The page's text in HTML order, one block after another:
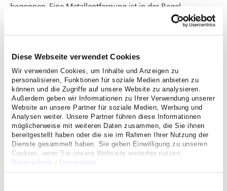
Diese Webseite verwendet Cookies
Wir verwenden Cookies, um Inhalte und Anzeigen zu
personalisieren, Funktionen für soziale Medien anbieten zu
können und die Zugriffe auf unsere Website zu analysieren.
Außerdem geben wir Informationen zu Ihrer Verwendung unserer
Website an unsere Partner für soziale Medien, Werbung und
Analysen weiter. Unsere Partner führen diese Informationen
möglicherweise mit weiteren Daten zusammen, die Sie ihnen
bereitgestellt haben oder die sie im Rahmen Ihrer Nutzung der
Dienste gesammelt haben. Sie geben Einwilligung zu unseren
Cookies, wenn Sie unsere Webseite weiterhin nutzen.
Datenschutz
Impressum
begonnen. Eine Metallentfernung ist in der Regel
Erkrankungen des Schultergürtels
Der Schultergürtel ist in seiner Mittlerfunktion zwischen
Brustkorb und Arm von entscheidender Bedeutung. Daher
ist die Wiederherstellung der Stabilität von großer
Wichtigkeit für die Funktionstüchtigkeit des Armes.
Zusammen mit den knöchernen Anteilen sind
insbesondere Bänder für diese Stabilität verantwortlich.
Hierbei kommt dem zwischen Schulterblatt und
Schlüsselbein verlaufenden Bändern eine große Bedeutung
zu.
Reißen alle hier verlaufende Bänder (Tossy oder